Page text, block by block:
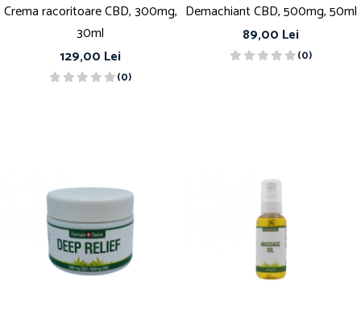
Crema racoritoare CBD, 300mg,
30ml
129,00 Lei
(0)
Demachiant CBD, 500mg, 50ml
89,00 Lei
(0)